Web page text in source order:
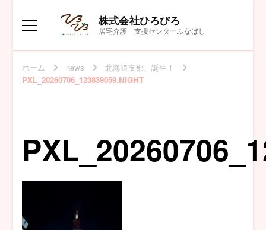
株式会社ひろびろ
居宅介護 支援センターふなばし
ホーム news
北海道支部、誕生！
PXL_20260706_123839059.NIGHT